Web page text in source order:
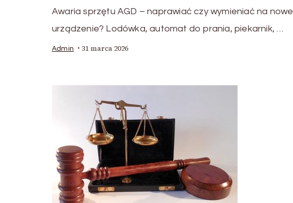
Awaria sprzętu AGD – naprawiać czy wymieniać na nowe
urządzenie? Lodówka, automat do prania, piekarnik, …
Admin 31 marca 2026